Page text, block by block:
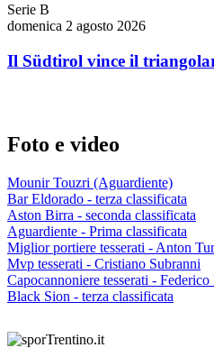
Serie B
domenica 2 agosto 2026
Il Südtirol vince il
Foto e video
Mounir Touzri (Aguardiente)
Bar Eldorado - terza classificata
Aston Birra - seconda classificata
Aguardiente - Prima classificata
Miglior portiere tesserati - Anton
Mvp tesserati - Cristiano Subranni
Capocannoniere tesserati - Federico
Black Sion - terza classificata